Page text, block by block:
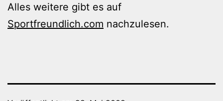
Alles weitere gibt es auf
Sportfreundlich.com nachzulesen.